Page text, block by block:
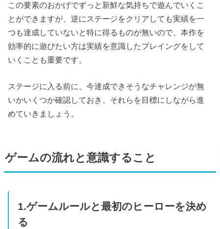
この要素のおかげでずっと新鮮な気持ちで遊んでいくこ
とができますが、逆にステージをクリアしても実績を一
つも達成していないと特に得るものが無いので、本作を
効率的に遊びたい方は実績を意識したプレイングをして
いくことも重要です。
ステージに入る前に、今達成できそうなチャレンジが無
いかいくつか確認しておき、それらを目標にしながら進
めていきましょう。
ゲームの流れと意識すること
1.ゲームルールと最初のヒーローを決め
る